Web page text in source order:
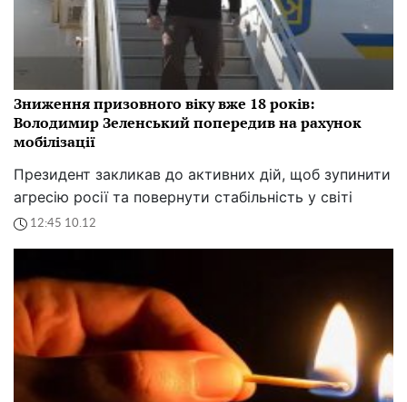
Зниження призовного віку вже 18 років:
Володимир Зеленський попередив на рахунок
мобілізації
Президент закликав до активних дій, щоб зупинити
агресію росії та повернути стабільність у світі
12:45 10.12